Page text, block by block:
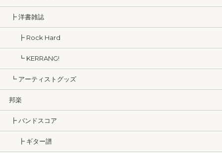
┣ 洋書雑誌
┣ Rock Hard
┗ KERRANG!
┗ アーティストグッズ
邦楽
┣ バンドスコア
┣ ギター譜